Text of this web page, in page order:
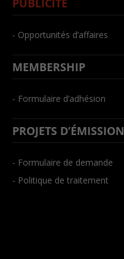
- Opportunités d’affaires
MEMBERSHIP
- Formulaire d’adhésion
PROJETS D’ÉMISSION
- Formulaire de demande
- Politique de traitement